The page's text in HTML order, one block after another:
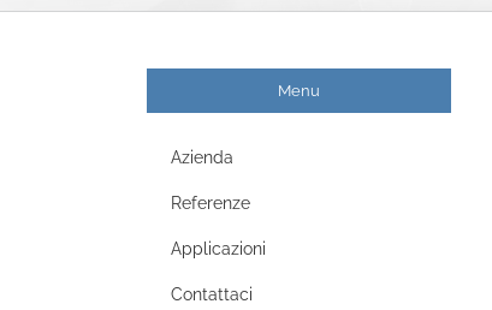
Menu
Azienda
Referenze
Applicazioni
Contattaci